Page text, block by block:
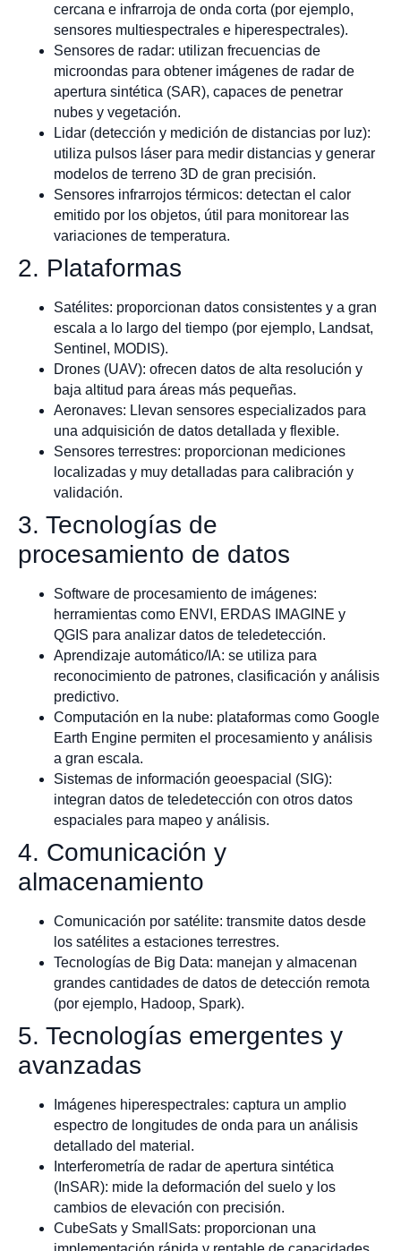
cercana e infrarroja de onda corta (por ejemplo,
sensores multiespectrales e hiperespectrales).
Sensores de radar: utilizan frecuencias de
microondas para obtener imágenes de radar de
apertura sintética (SAR), capaces de penetrar
nubes y vegetación.
Lidar (detección y medición de distancias por luz):
utiliza pulsos láser para medir distancias y generar
modelos de terreno 3D de gran precisión.
Sensores infrarrojos térmicos: detectan el calor
emitido por los objetos, útil para monitorear las
variaciones de temperatura.
2. Plataformas
Satélites: proporcionan datos consistentes y a gran
escala a lo largo del tiempo (por ejemplo, Landsat,
Sentinel, MODIS).
Drones (UAV): ofrecen datos de alta resolución y
baja altitud para áreas más pequeñas.
Aeronaves: Llevan sensores especializados para
una adquisición de datos detallada y flexible.
Sensores terrestres: proporcionan mediciones
localizadas y muy detalladas para calibración y
validación.
3. Tecnologías de
procesamiento de datos
Software de procesamiento de imágenes:
herramientas como ENVI, ERDAS IMAGINE y
QGIS para analizar datos de teledetección.
Aprendizaje automático/IA: se utiliza para
reconocimiento de patrones, clasificación y análisis
predictivo.
Computación en la nube: plataformas como Google
Earth Engine permiten el procesamiento y análisis
a gran escala.
Sistemas de información geoespacial (SIG):
integran datos de teledetección con otros datos
espaciales para mapeo y análisis.
4. Comunicación y
almacenamiento
Comunicación por satélite: transmite datos desde
los satélites a estaciones terrestres.
Tecnologías de Big Data: manejan y almacenan
grandes cantidades de datos de detección remota
(por ejemplo, Hadoop, Spark).
5. Tecnologías emergentes y
avanzadas
Imágenes hiperespectrales: captura un amplio
espectro de longitudes de onda para un análisis
detallado del material.
Interferometría de radar de apertura sintética
(InSAR): mide la deformación del suelo y los
cambios de elevación con precisión.
CubeSats y SmallSats: proporcionan una